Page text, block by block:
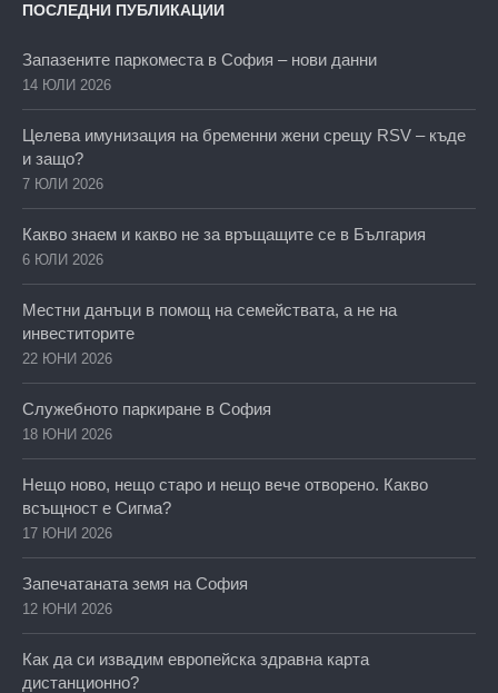
ПОСЛЕДНИ ПУБЛИКАЦИИ
Запазените паркоместа в София – нови данни
14 ЮЛИ 2026
Целева имунизация на бременни жени срещу RSV – къде
и защо?
7 ЮЛИ 2026
Какво знаем и какво не за връщащите се в България
6 ЮЛИ 2026
Местни данъци в помощ на семействата, а не на
инвеститорите
22 ЮНИ 2026
Служебното паркиране в София
18 ЮНИ 2026
Нещо ново, нещо старо и нещо вече отворено. Какво
всъщност е Сигма?
17 ЮНИ 2026
Запечатаната земя на София
12 ЮНИ 2026
Как да си извадим европейска здравна карта
дистанционно?